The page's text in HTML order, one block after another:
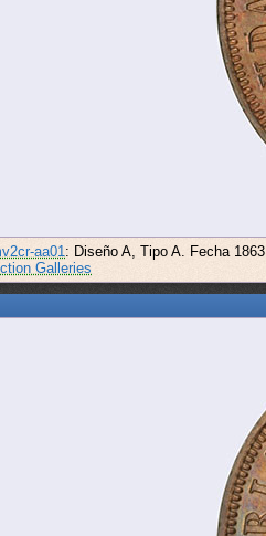
aa01: Diseño A, Tipo A. Fecha 1863
Galleries